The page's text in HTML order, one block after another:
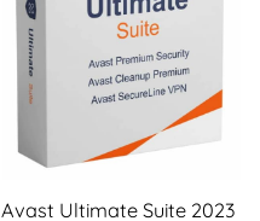
Avast Ultimate Suite 2023